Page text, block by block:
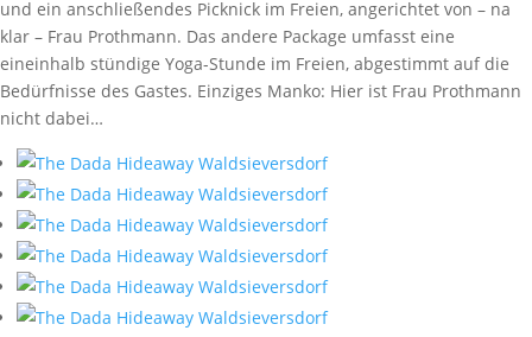
und ein anschließendes Picknick im Freien, angerichtet von – na
klar – Frau Prothmann. Das andere Package umfasst eine
eineinhalb stündige Yoga-Stunde im Freien, abgestimmt auf die
Bedürfnisse des Gastes. Einziges Manko: Hier ist Frau Prothmann
nicht dabei…